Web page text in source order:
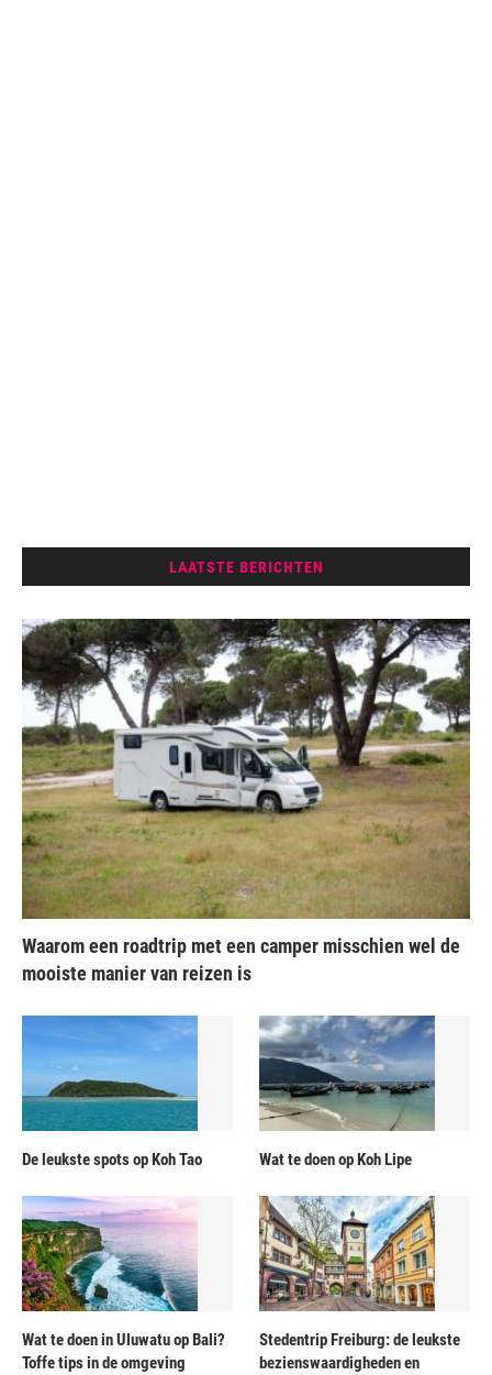
LAATSTE BERICHTEN
Waarom een roadtrip met een camper misschien wel de
mooiste manier van reizen is
De leukste spots op Koh Tao Wat te doen op Koh Lipe
Wat te doen in Uluwatu op Bali?
Toffe tips in de omgeving
Stedentrip Freiburg: de leukste
bezienswaardigheden en